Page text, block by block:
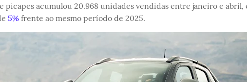
picapes acumulou 20.968 unidades vendidas entre janeiro e abril,
5%frente ao mesmo período de 2025.